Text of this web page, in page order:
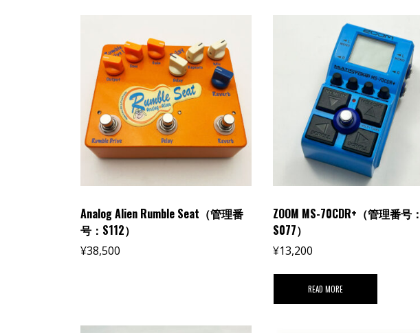
Analog Alien Rumble Seat（管理番
号：S112）
¥38,500
ZOOM MS-70CDR+（管理番号：
S077）
¥13,200
READ MORE